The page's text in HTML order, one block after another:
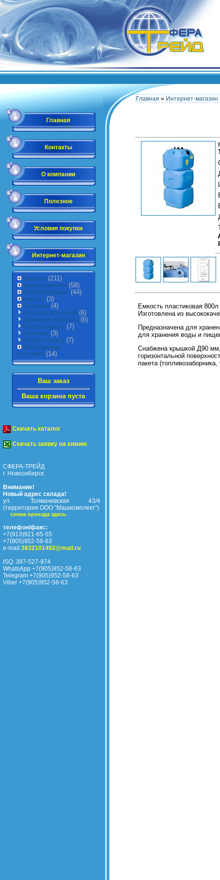
Главная
Контакты
О компании
Полезное
Условия покупки
Интернет-магазин
Ёмкости (211)
Мягкие емкости (58)
Комплектующие (44)
Насосы (3)
Поддоны (4)
Колодцы для связи (6)
Дорожные барьеры (6)
Мусоросбросы (7)
Понтоны (3)
Спорт и отдых (7)
Пластиковые
заготовки (14)
Ваш заказ
Ваша корзина пуста
Скачать каталог
Скачать заявку на химию
СФЕРА-ТРЕЙД
г. Новосибирск
Внимание!
Новый адрес склада!
ул. Толмачевская 43/4
(территория ООО "Машкомплект")
схема проезда здесь
телефон/факс:
+7(913)921-65-55
+7(905)952-58-63
e-mail:3832101492@mail.ru
ISQ: 397-527-974
WhatsApp +7(905)952-58-63
Telegram +7(905)952-58-63
Viber +7(905)952-58-63
Главная » Интернет-магазин
Емкость пластиковая
Изготовлена из
Предназначена для
для хранения воды и
Снабжена крышкой Д90
горизонтальной
пакета